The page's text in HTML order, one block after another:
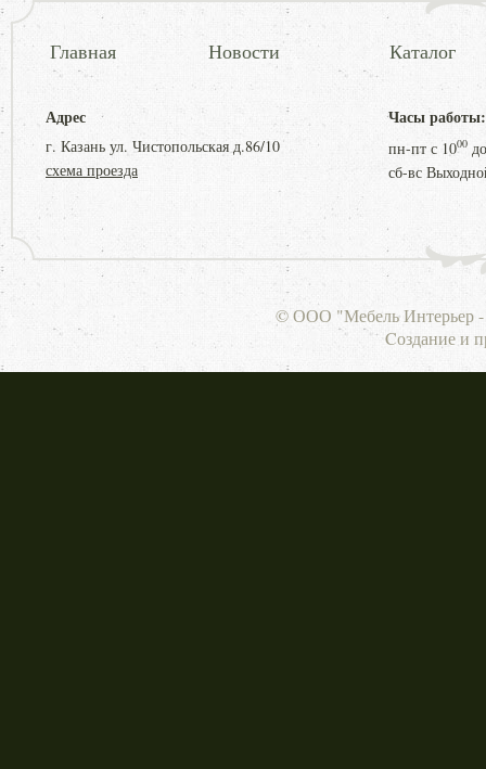
Главная Новости Каталог
Адрес
г. Казань ул. Чистопольская д.86/10
схема проезда
Часы работы:
пн-пт с 1000
сб-вс
© ООО "Мебель Интерьер -
Cоздание и